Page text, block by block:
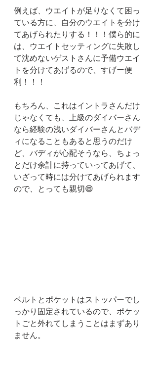
例えば、ウエイトが足りなくて困っ
ている方に、自分のウエイトを分け
てあげられたりする！！！僕ら的に
は、ウエイトセッティングに失敗し
て沈めないゲストさんに予備ウエイ
トを分けてあげるので、すげー便
利！！！
もちろん、これはイントラさんだけ
じゃなくても、上級のダイバーさん
なら経験の浅いダイバーさんとバデ
ィになることもあると思うのだけ
ど、バディが心配そうなら、ちょっ
とだけ余計に持っていってあげて、
いざって時には分けてあげられます
ので、とっても親切😄
ベルトとポケットはストッパーでし
っかり固定されているので、ポケッ
トごと外れてしまうことはまずあり
ません。